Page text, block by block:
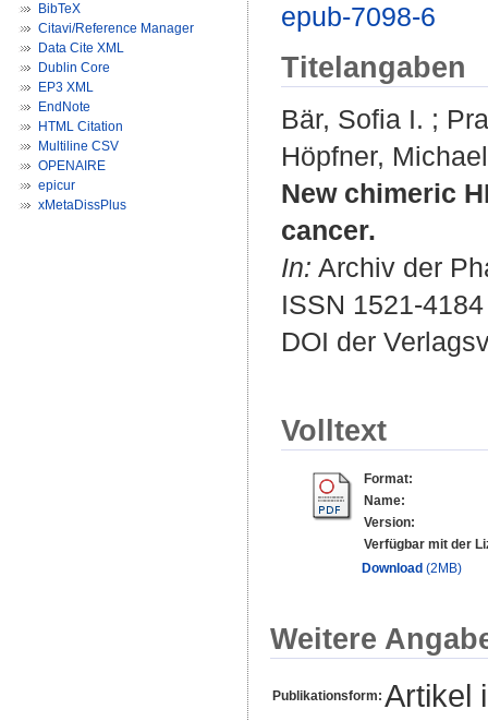
BibTeX
Citavi/Reference Manager
Data Cite XML
Dublin Core
EP3 XML
EndNote
HTML Citation
Multiline CSV
OPENAIRE
epicur
xMetaDissPlus
epub-7098-6
Titelangaben
Bär, Sofia I. ;
Höpfner, Michael
New chimeric
cancer.
In: Archiv der
ISSN 1521-4184
DOI der
Volltext
Format:
Name:
Version:
Verfügbar mit der
Download (2MB)
Weitere
Publikationsform: Artikel